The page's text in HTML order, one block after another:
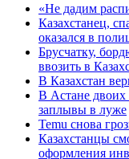
«Не дадим
Казахстанец,
оказался в
Брусчатку,
ввозить в
В Казахстан
В Астане двоих
заплывы в луже
Temu снова
Казахстанцы
оформления